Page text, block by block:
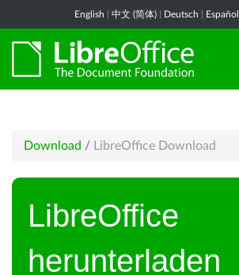
English 中文 (简体) Deutsch Español
Download / LibreOffice Download
LibreOffice
herunterladen